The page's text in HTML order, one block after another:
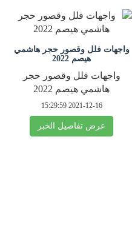
واجهات فلل وقصور حجر هاشمي
هيصم 2022
واجهات فلل وقصور حجر
هاشمي هيصم 2022
2021-12-16 15:29:59
عرض تفاصيل الخبر